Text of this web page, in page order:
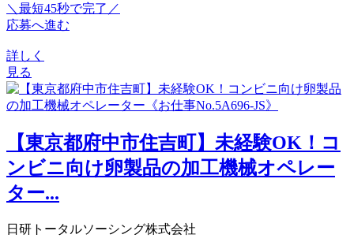
＼最短45秒で完了／
応募へ進む
詳しく
見る
【東京都府中市住吉町】未経験OK！コ
ンビニ向け卵製品の加工機械オペレー
ター...
日研トータルソーシング株式会社